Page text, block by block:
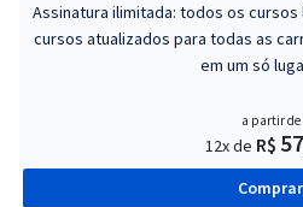
Assinatura ilimitada: todos os cursos
cursos atualizados para todas as
em um só
a partir de
12x de R$
Comprar